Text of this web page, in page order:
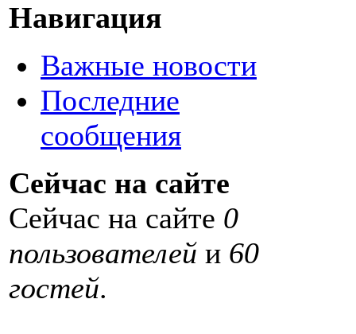
Навигация
Важные новости
Последние
сообщения
Сейчас на сайте
Сейчас на сайте 0
пользователей и 60
гостей.